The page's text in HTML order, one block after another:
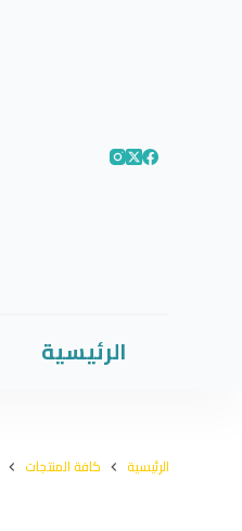
الرئيسية
الرئيسية كافة المنتجات